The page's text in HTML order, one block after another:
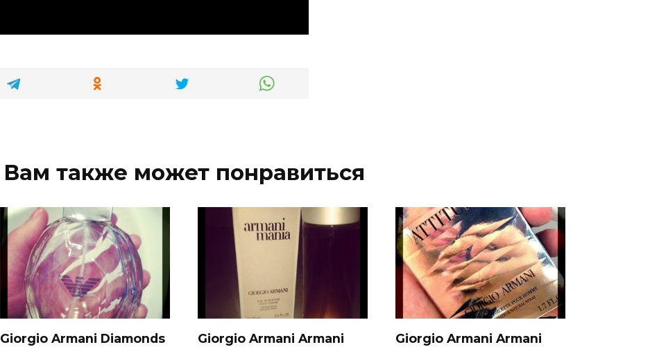
Вам также может понравиться
Giorgio Armani Diamonds Giorgio Armani Armani Giorgio Armani Armani